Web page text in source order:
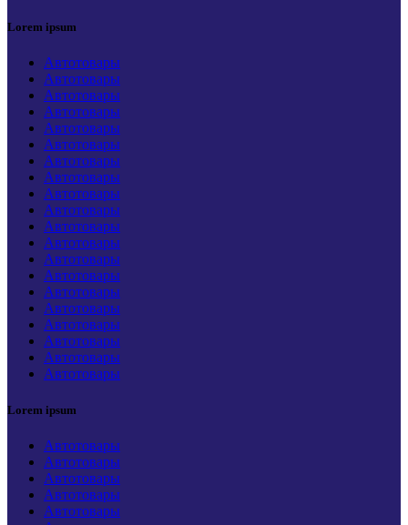
Lorem ipsum
Автотовары
Автотовары
Автотовары
Автотовары
Автотовары
Автотовары
Автотовары
Автотовары
Автотовары
Автотовары
Автотовары
Автотовары
Автотовары
Автотовары
Автотовары
Автотовары
Автотовары
Автотовары
Автотовары
Автотовары
Lorem ipsum
Автотовары
Автотовары
Автотовары
Автотовары
Автотовары